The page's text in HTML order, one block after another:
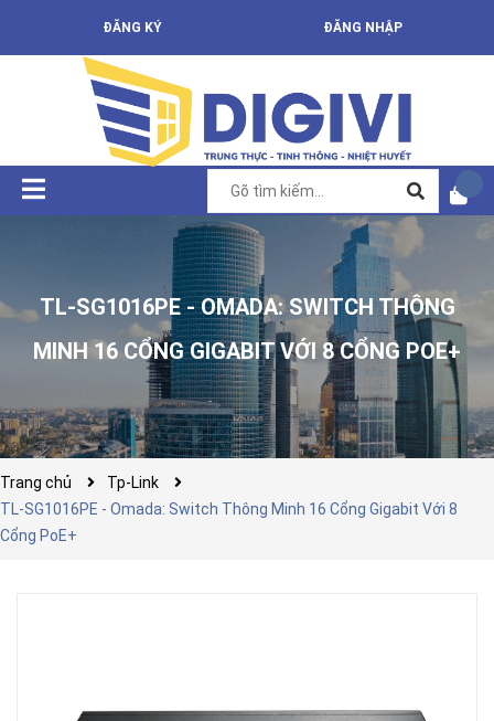
ĐĂNG KÝ ĐĂNG NHẬP
TL-SG1016PE - OMADA: SWITCH THÔNG
MINH 16 CỔNG GIGABIT VỚI 8 CỔNG POE+
Trang chủ
Tp-Link
TL-SG1016PE - Omada: Switch Thông Minh 16 Cổng Gigabit Với 8
Cổng PoE+